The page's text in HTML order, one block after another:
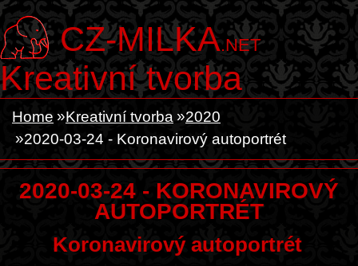
CZ-MILKA.NET
Kreativní tvorba
Home Kreativní tvorba
2020
2020-03-24 - Koronavirový autoportrét
2020-03-24 - KORONAVIROVÝ
AUTOPORTRÉT
Koronavirový autoportrét